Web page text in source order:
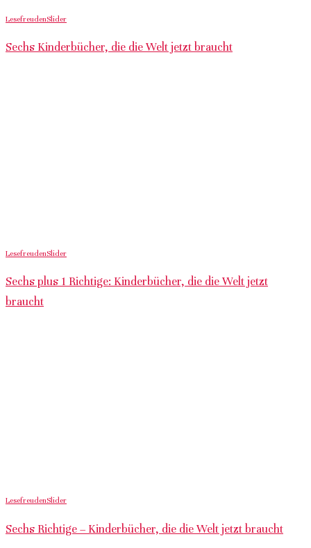
LesefreudenSlider
Sechs Kinderbücher, die die Welt jetzt braucht
LesefreudenSlider
Sechs plus 1 Richtige: Kinderbücher, die die Welt jetzt
braucht
LesefreudenSlider
Sechs Richtige – Kinderbücher, die die Welt jetzt braucht